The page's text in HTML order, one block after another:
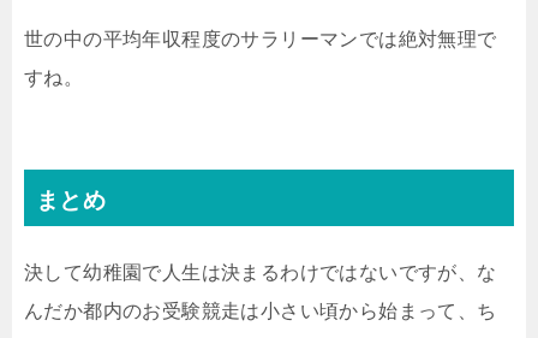
世の中の平均年収程度のサラリーマンでは絶対無理で
すね。
まとめ
決して幼稚園で人生は決まるわけではないですが、な
んだか都内のお受験競走は小さい頃から始まって、ち